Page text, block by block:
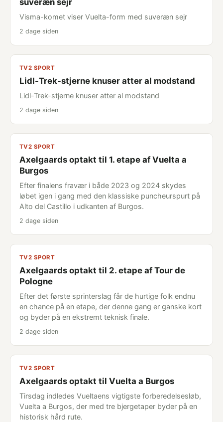
suveræn sejr
Visma-komet viser Vuelta-form med suveræn sejr
2 dage siden
TV2 SPORT
Lidl-Trek-stjerne knuser atter al modstand
Lidl-Trek-stjerne knuser atter al modstand
2 dage siden
TV2 SPORT
Axelgaards optakt til 1. etape af Vuelta a
Burgos
Efter finalens fravær i både 2023 og 2024 skydes
løbet igen i gang med den klassiske puncheurspurt på
Alto del Castillo i udkanten af Burgos.
2 dage siden
TV2 SPORT
Axelgaards optakt til 2. etape af Tour de
Pologne
Efter det første sprinterslag får de hurtige folk endnu
en chance på en etape, der denne gang er ganske kort
og byder på en ekstremt teknisk finale.
2 dage siden
TV2 SPORT
Axelgaards optakt til Vuelta a Burgos
Tirsdag indledes Vueltaens vigtigste forberedelsesløb,
Vuelta a Burgos, der med tre bjergetaper byder på en
historisk hård rute.